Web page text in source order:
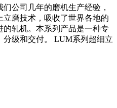
公司几年的磨机生产经验，
磨技术，吸收了世界各地的
的轧机。本系列产品是一种专
分级和交付。 LUM系列超细立